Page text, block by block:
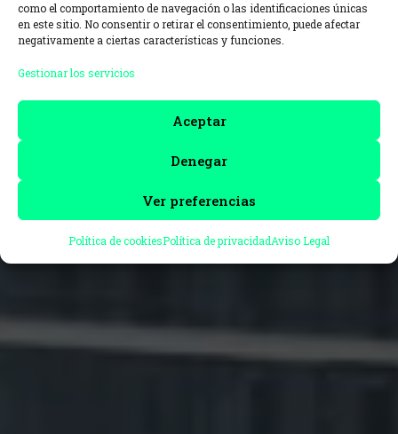
como el comportamiento de navegación o las identificaciones únicas
en este sitio. No consentir o retirar el consentimiento, puede afectar
negativamente a ciertas características y funciones.
Gestionar los servicios
Aceptar
Denegar
Ver preferencias
Política de cookiesPolítica de privacidadAviso Legal